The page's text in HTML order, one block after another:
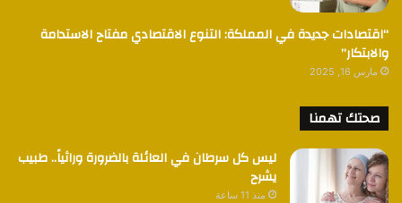
“اقتصادات جديدة في المملكة: التنوع الاقتصادي مفتاح الاستدامة
والابتكار”
مارس 16, 2025
صحتك تهمنا
ليس كل سرطان في العائلة بالضرورة وراثياً.. طبيب
يشرح
منذ 11 ساعة